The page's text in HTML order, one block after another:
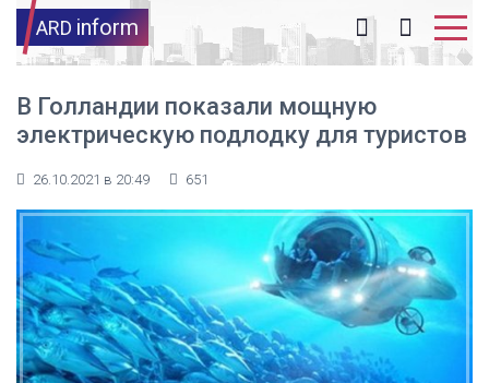
ARD inform
В Голландии показали мощную
электрическую подлодку для туристов
26.10.2021 в 20:49 651